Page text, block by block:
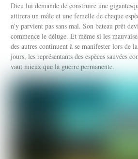
Dieu lui demande de construire une
attirera un mâle et une femelle de chaque
n’y parvient pas sans mal. Son bateau prêt
commence le déluge. Et même si les
des autres continuent à se manifester lors de
jours, les représentants des espèces sauvées
vaut mieux que la guerre permanente.